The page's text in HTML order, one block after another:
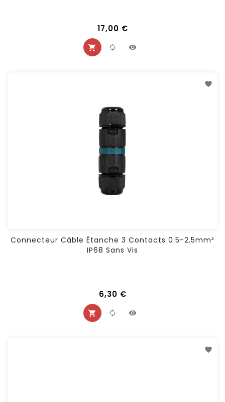
17,00 €
Connecteur Câble Étanche 3 Contacts 0.5-2.5mm²
IP68 Sans Vis
6,30 €